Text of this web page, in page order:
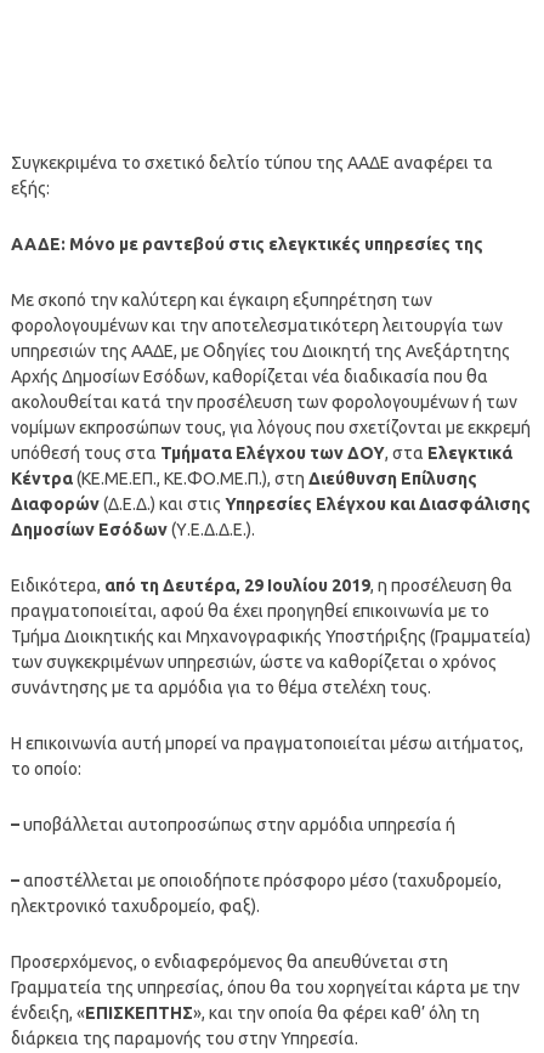
Συγκεκριμένα το σχετικό δελτίο τύπου της ΑΑΔΕ αναφέρει τα
εξής:
ΑΑΔΕ: Μόνο με ραντεβού στις ελεγκτικές υπηρεσίες της
Με σκοπό την καλύτερη και έγκαιρη εξυπηρέτηση των
φορολογουμένων και την αποτελεσματικότερη λειτουργία των
υπηρεσιών της ΑΑΔΕ, με Οδηγίες του Διοικητή της Ανεξάρτητης
Αρχής Δημοσίων Εσόδων, καθορίζεται νέα διαδικασία που θα
ακολουθείται κατά την προσέλευση των φορολογουμένων ή των
νομίμων εκπροσώπων τους, για λόγους που σχετίζονται με εκκρεμή
υπόθεσή τους στα Τμήματα Ελέγχου των ΔΟΥ, στα Ελεγκτικά
Κέντρα(ΚΕ.ΜΕ.ΕΠ., ΚΕ.ΦΟ.ΜΕ.Π.), στη Διεύθυνση Επίλυσης
Διαφορών(Δ.Ε.Δ.) και στις Υπηρεσίες Ελέγχου και Διασφάλισης
Δημοσίων Εσόδων(Υ.Ε.Δ.Δ.Ε.).
Ειδικότερα, από τη Δευτέρα, 29 Ιουλίου 2019, η προσέλευση θα
πραγματοποιείται, αφού θα έχει προηγηθεί επικοινωνία με το
Τμήμα Διοικητικής και Μηχανογραφικής Υποστήριξης (Γραμματεία)
των συγκεκριμένων υπηρεσιών, ώστε να καθορίζεται ο χρόνος
συνάντησης με τα αρμόδια για το θέμα στελέχη τους.
Η επικοινωνία αυτή μπορεί να πραγματοποιείται μέσω αιτήματος,
το οποίο:
–υποβάλλεται αυτοπροσώπως στην αρμόδια υπηρεσία ή
–αποστέλλεται με οποιοδήποτε πρόσφορο μέσο (ταχυδρομείο,
ηλεκτρονικό ταχυδρομείο, φαξ).
Προσερχόμενος, ο ενδιαφερόμενος θα απευθύνεται στη
Γραμματεία της υπηρεσίας, όπου θα του χορηγείται κάρτα με την
ένδειξη, «ΕΠΙΣΚΕΠΤΗΣ», και την οποία θα φέρει καθ’ όλη τη
διάρκεια της παραμονής του στην Υπηρεσία.